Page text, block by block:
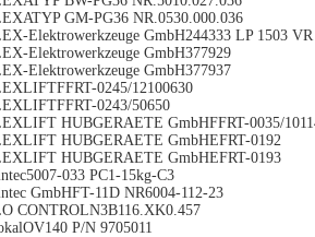
GM-PG36 NR.0530.000.036
Elektrowerkzeuge GmbH244333 LP 1503
Elektrowerkzeuge GmbH377929
Elektrowerkzeuge GmbH377937
0245/12100630
0243/50650
HUBGERAETE GmbHFFRT-0035/
HUBGERAETE GmbHEFRT-0192
HUBGERAETE GmbHEFRT-0193
033 PC1-15kg-C3
GmbHFT-11D NR6004-112-23
CONTROLN3B116.XK0.457
P/N 9705011